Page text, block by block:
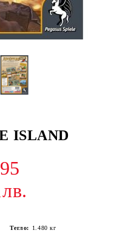
ISLAND
Тегло: 1.480 кг